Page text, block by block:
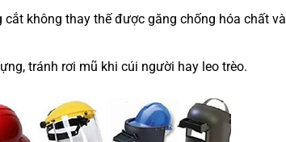
không thay thế được găng chống hóa chất và
tránh rơi mũ khi cúi người hay leo trèo.